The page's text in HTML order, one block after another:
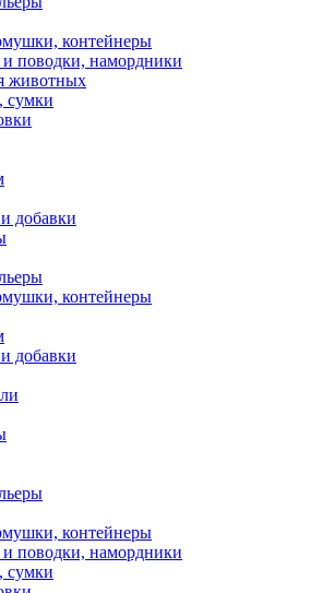
контейнеры
поводки, намордники
животных
сумки
добавки
контейнеры
добавки
контейнеры
поводки, намордники
сумки